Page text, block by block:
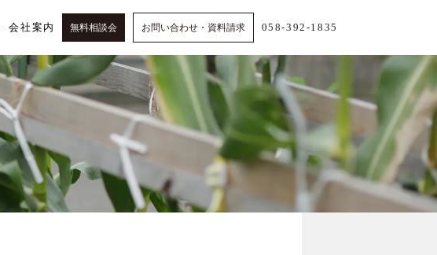
会社案内 無料相談会 お問い合わせ・資料請求 058-392-1835